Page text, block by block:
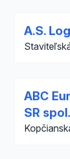
A.S.
ABC
SR